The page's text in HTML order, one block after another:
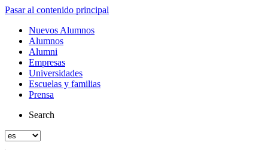
Pasar al contenido principal
Nuevos Alumnos
Alumnos
Alumni
Empresas
Universidades
Escuelas y familias
Prensa
Search